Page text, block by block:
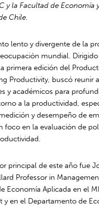
y la Facultad de Economía
Chile.
lento y divergente de la
mundial.
primera edición del
Productivity, buscó reunir
y académicos para
a la productividad,
y desempeño de
foco en la evaluación de
principal de este año fue
Professor in
Economía Aplicada en el
y en el Departamento de